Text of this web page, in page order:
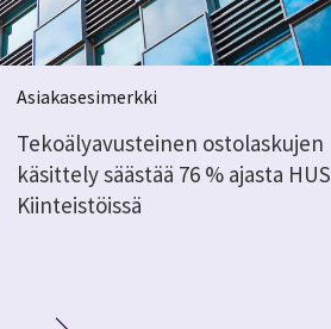
Asiakasesimerkki
Tekoälyavusteinen ostolaskujen
käsittely säästää 76 % ajasta HUS
Kiinteistöissä